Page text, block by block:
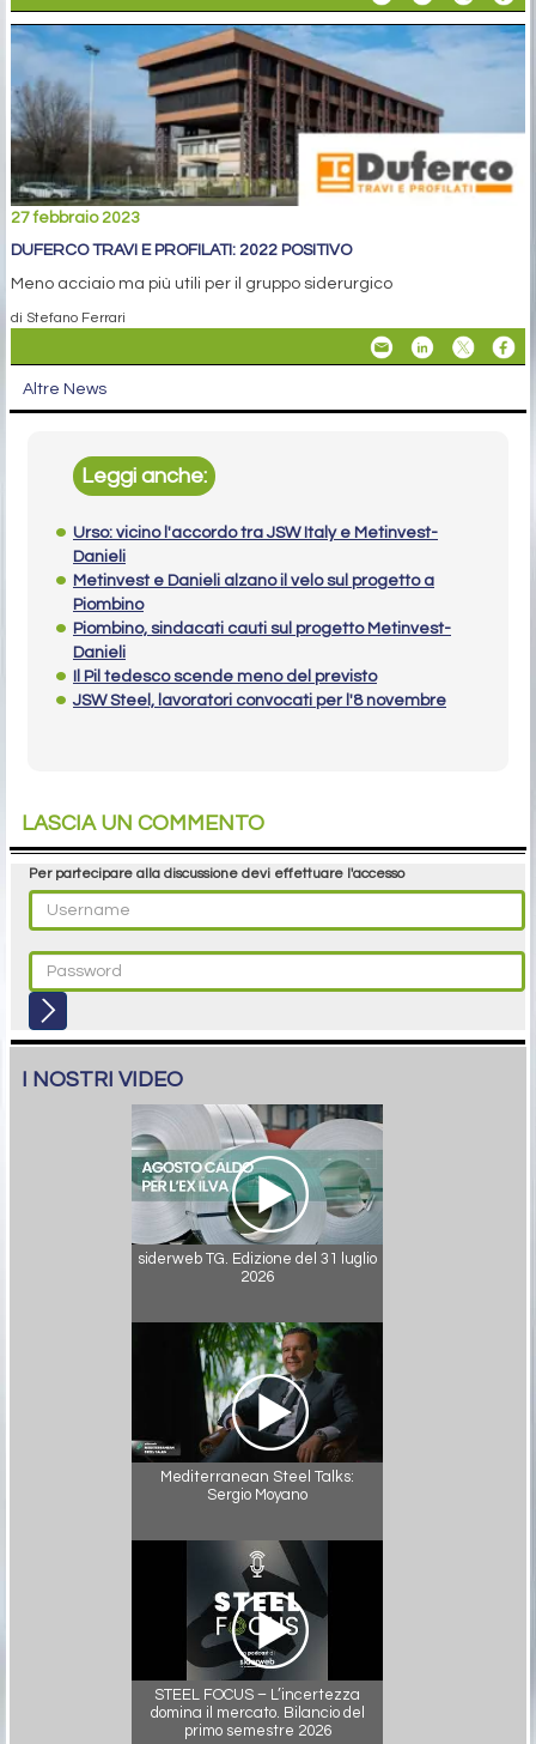
27 febbraio 2023
DUFERCO TRAVI E PROFILATI: 2022 POSITIVO
Meno acciaio ma più utili per il gruppo siderurgico
di Stefano Ferrari
Altre News
Leggi anche:
Urso: vicino l'accordo tra JSW Italy e Metinvest-
Danieli
Metinvest e Danieli alzano il velo sul progetto a
Piombino
Piombino, sindacati cauti sul progetto Metinvest-
Danieli
Il Pil tedesco scende meno del previsto
JSW Steel, lavoratori convocati per l'8 novembre
LASCIA UN COMMENTO
Per partecipare alla discussione devi effettuare l'accesso
I NOSTRI VIDEO
siderweb TG. Edizione del 31 luglio
2026
Mediterranean Steel Talks:
Sergio Moyano
STEEL FOCUS – L’incertezza
domina il mercato. Bilancio del
primo semestre 2026